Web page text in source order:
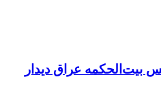
بیت‌الحکمه عراق دیدار